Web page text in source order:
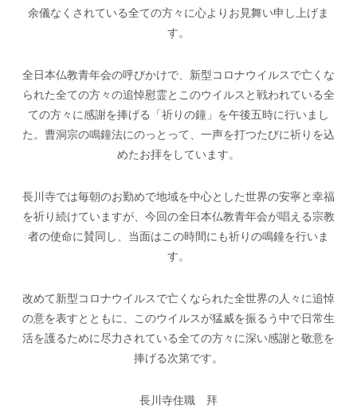
余儀なくされている全ての方々に心よりお見舞い申し上げま
す。
全日本仏教青年会の呼びかけで、新型コロナウイルスで亡くな
られた全ての方々の追悼慰霊とこのウイルスと戦われている全
ての方々に感謝を捧げる「祈りの鐘」を午後五時に行いまし
た。曹洞宗の鳴鐘法にのっとって、一声を打つたびに祈りを込
めたお拝をしています。
長川寺では毎朝のお勤めで地域を中心とした世界の安寧と幸福
を祈り続けていますが、今回の全日本仏教青年会が唱える宗教
者の使命に賛同し、当面はこの時間にも祈りの鳴鐘を行いま
す。
改めて新型コロナウイルスで亡くなられた全世界の人々に追悼
の意を表すとともに、このウイルスが猛威を振るう中で日常生
活を護るために尽力されている全ての方々に深い感謝と敬意を
捧げる次第です。
長川寺住職 拜